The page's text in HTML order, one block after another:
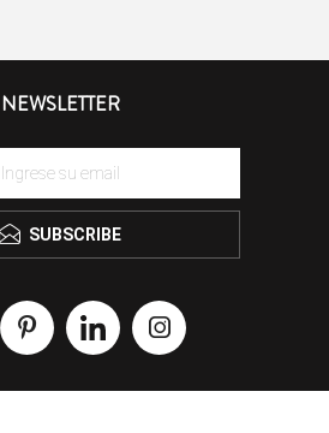
NEWSLETTER
SUBSCRIBE